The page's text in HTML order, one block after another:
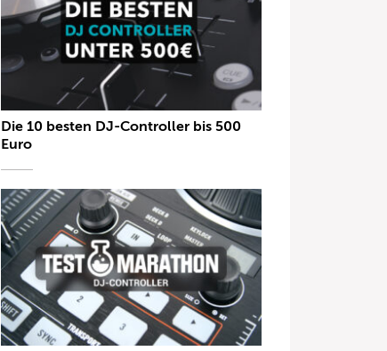
Die 10 besten DJ-Controller bis 500
Euro